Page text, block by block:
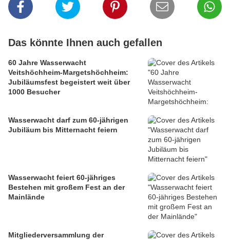
Das könnte Ihnen auch gefallen
60 Jahre Wasserwacht
Veitshöchheim-Margetshöchheim:
Jubiläumsfest begeistert weit über
1000 Besucher
Wasserwacht darf zum 60-jährigen
Jubiläum bis Mitternacht feiern
Wasserwacht feiert 60-jähriges
Bestehen mit großem Fest an der
Mainlände
Mitgliederversammlung der